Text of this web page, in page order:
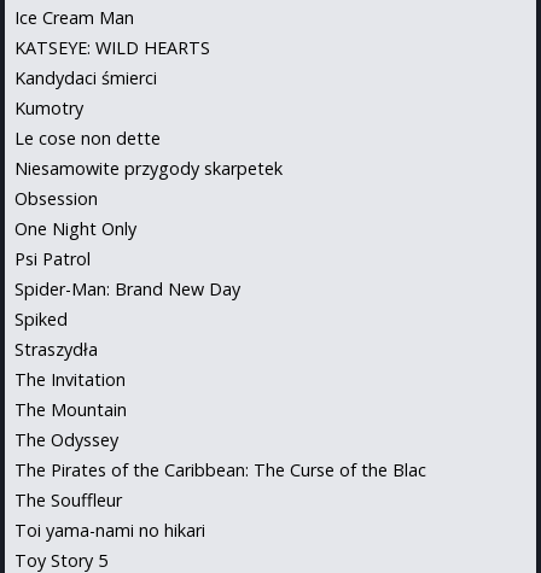
Ice Cream Man
KATSEYE: WILD HEARTS
Kandydaci śmierci
Kumotry
Le cose non dette
Niesamowite przygody skarpetek
Obsession
One Night Only
Psi Patrol
Spider-Man: Brand New Day
Spiked
Straszydła
The Invitation
The Mountain
The Odyssey
The Pirates of the Caribbean: The Curse of the Blac
The Souffleur
Toi yama-nami no hikari
Toy Story 5